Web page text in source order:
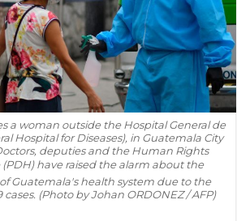
a woman outside the Hospital General de
Hospital for Diseases), in Guatemala City
deputies and the Human Rights
(PDH) have raised the alarm about the
Guatemala's health system due to the
cases. (Photo by Johan ORDONEZ / AFP)